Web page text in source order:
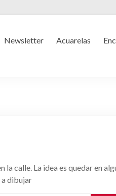
Newsletter Acuarelas
calle. La idea es quedar en
a dibujar